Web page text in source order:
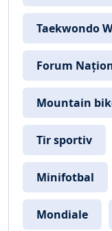
Taekwondo
Forum
Mountain
Tir sportiv
Minifotbal
Mondiale